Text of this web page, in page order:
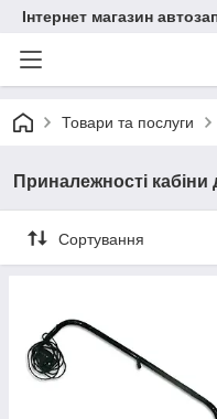
Інтернет магазин
Товари та послуги
Приналежності
Сортування